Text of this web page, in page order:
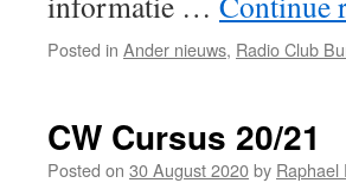
Posted in Ander nieuws, Radio Club
CW Cursus 20/21
Posted on 30 August 2020by Raphael